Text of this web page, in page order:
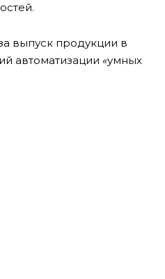
выпуск продукции в
автоматизации «умных